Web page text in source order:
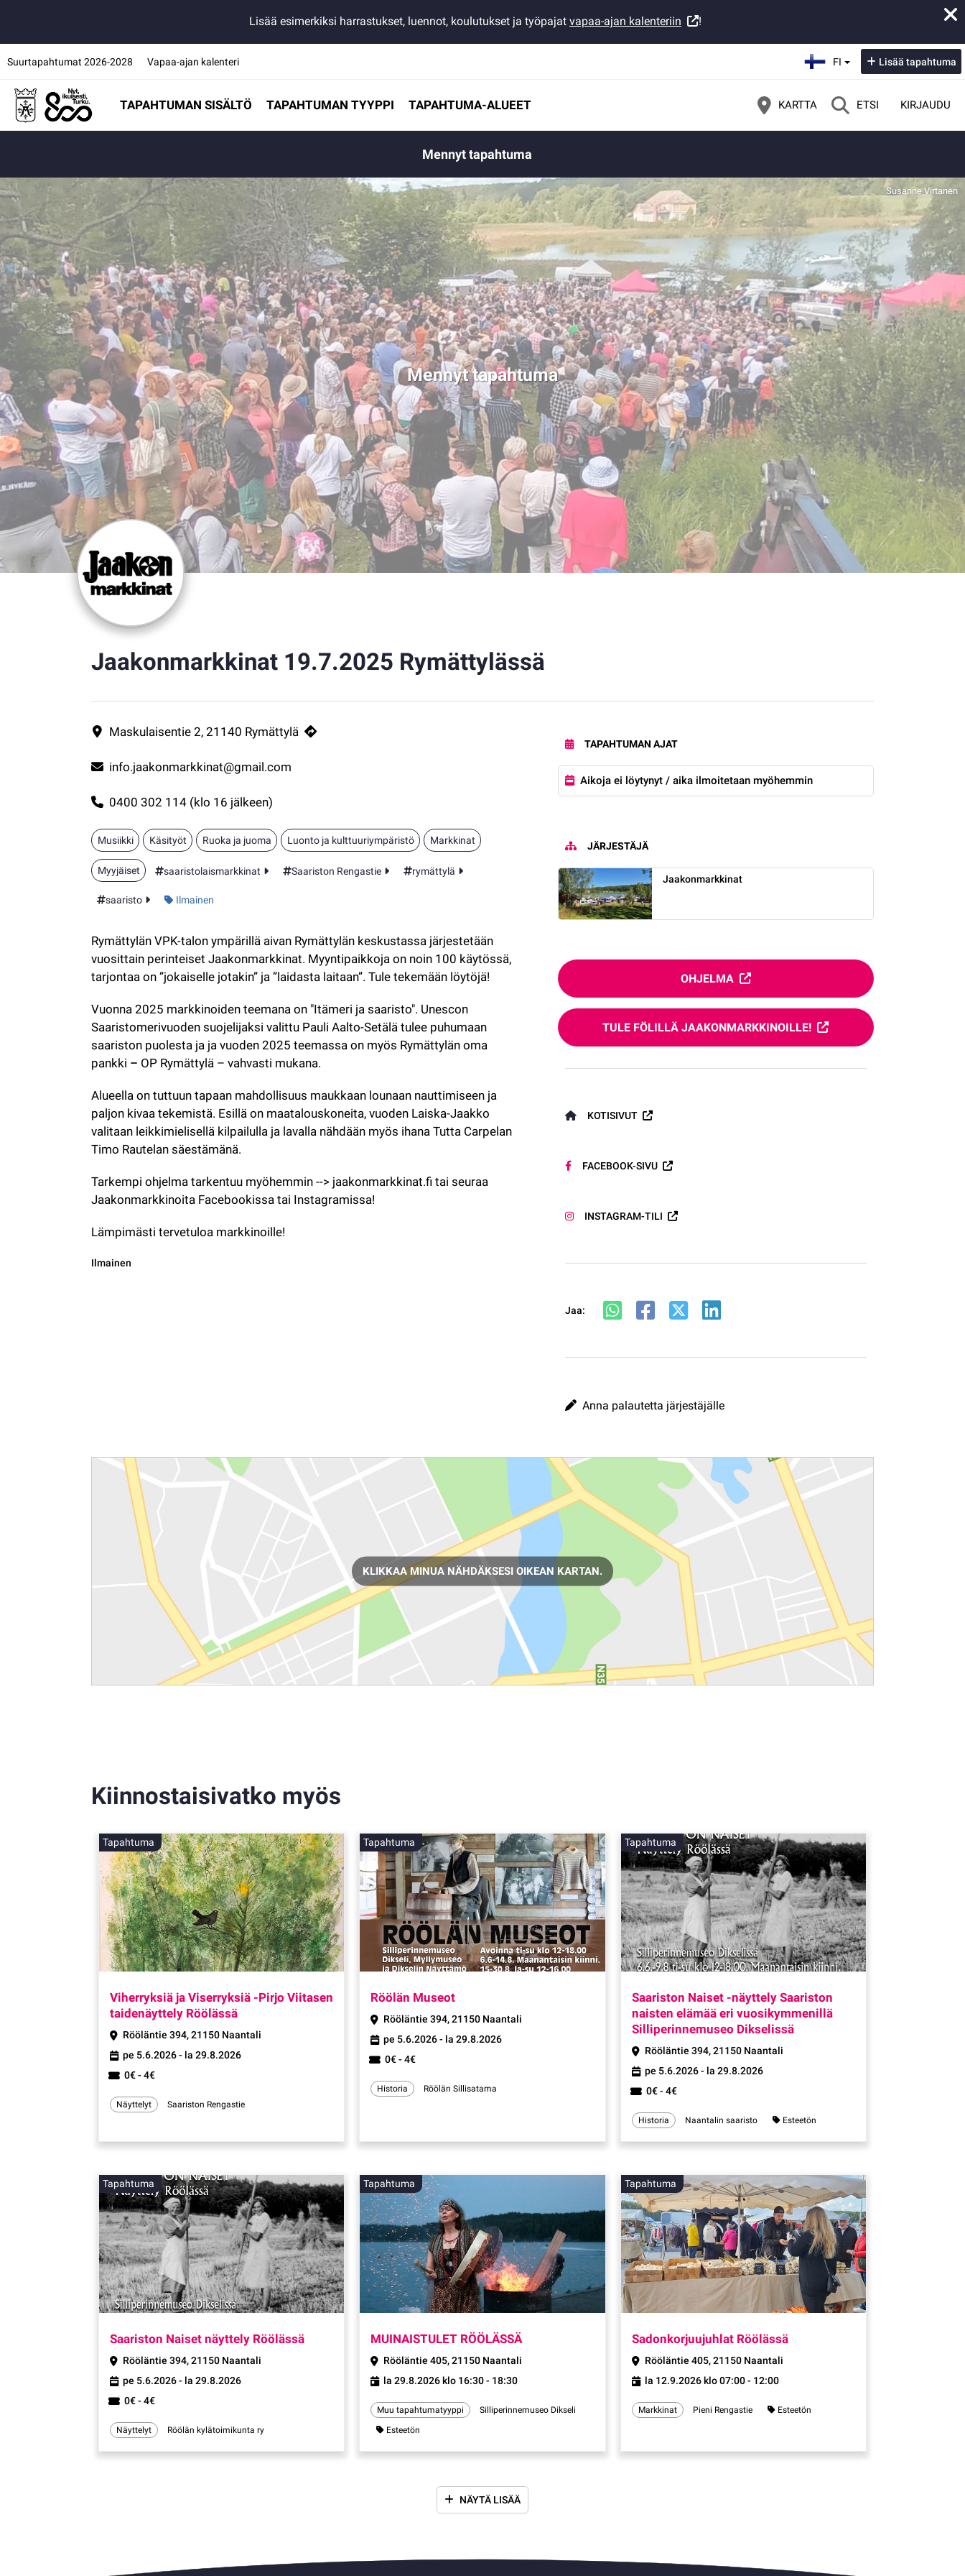
Lisää esimerkiksi harrastukset, luennot, koulutukset ja työpajat vapaa-ajan kalenteriin !
Suurtapahtumat 2026-2028 Vapaa-ajan kalenteri FI Lisää tapahtuma
TAPAHTUMAN SISÄLTÖ TAPAHTUMAN TYYPPI TAPAHTUMA-ALUEET KARTTA ETSI KIRJAUDU
Mennyt tapahtuma
Susanne Virtanen
Mennyt tapahtuma
Jaakonmarkkinat 19.7.2025 Rymättylässä
Rymättylän VPK-talon ympärillä aivan Rymättylän keskustassa järjestetään vuosittain perinteiset Jaakonmarkkinat. Tervetuloa Jaakonmarkkinoille 19.7.2025!
Yhteystiedot
Maskulaisentie 2, 21140 Rymättylä
info.jaakonmarkkinat@gmail.com
0400 302 114 (klo 16 jälkeen)
Musiikki Käsityöt Ruoka ja juoma Luonto ja kulttuuriympäristö Markkinat
Myyjäiset saaristolaismarkkinat Saariston Rengastie rymättylä
saaristo Kategoria:
Ilmainen
Rymättylän VPK-talon ympärillä aivan Rymättylän keskustassa järjestetään
vuosittain perinteiset Jaakonmarkkinat. Myyntipaikkoja on noin 100 käytössä,
tarjontaa on ”jokaiselle jotakin” ja ”laidasta laitaan”. Tule tekemään löytöjä!
Vuonna 2025 markkinoiden teemana on "Itämeri ja saaristo". Unescon
Saaristomerivuoden suojelijaksi valittu Pauli Aalto-Setälä tulee puhumaan
saariston puolesta ja ja vuoden 2025 teemassa on myös Rymättylän oma
pankki – OP Rymättylä – vahvasti mukana.
Alueella on tuttuun tapaan mahdollisuus maukkaan lounaan nauttimiseen ja
paljon kivaa tekemistä. Esillä on maatalouskoneita, vuoden Laiska-Jaakko
valitaan leikkimielisellä kilpailulla ja lavalla nähdään myös ihana Tutta Carpelan
Timo Rautelan säestämänä.
Tarkempi ohjelma tarkentuu myöhemmin --> jaakonmarkkinat.fi tai seuraa
Jaakonmarkkinoita Facebookissa tai Instagramissa!
Lämpimästi tervetuloa markkinoille!
Kategoria:
Ilmainen
TAPAHTUMAN AJAT
Aikoja ei löytynyt / aika ilmoitetaan myöhemmin
JÄRJESTÄJÄ
Jaakonmarkkinat
OHJELMA
TULE FÖLILLÄ JAAKONMARKKINOILLE!
KOTISIVUT
FACEBOOK-SIVU
INSTAGRAM-TILI
Jaa:
Anna palautetta järjestäjälle
Reittiohjeet
KLIKKAA MINUA NÄHDÄKSESI OIKEAN KARTAN.
Kiinnostaisivatko myös
Tapahtuma
Viherryksiä ja Viserryksiä -Pirjo Viitasen
taidenäyttely Röölässä
Rööläntie 394, 21150 Naantali
pe 5.6.2026 - la 29.8.2026
0€ - 4€
Näyttelyt Saariston Rengastie
Tapahtuma
Röölän Museot
Rööläntie 394, 21150 Naantali
pe 5.6.2026 - la 29.8.2026
0€ - 4€
Historia Röölän Sillisatama
Tapahtuma
Saariston Naiset -näyttely Saariston
naisten elämää eri vuosikymmenillä
Silliperinnemuseo Dikselissä
Rööläntie 394, 21150 Naantali
pe 5.6.2026 - la 29.8.2026
0€ - 4€
Historia Naantalin saaristo Esteetön
Tapahtuma
Saariston Naiset näyttely Röölässä
Rööläntie 394, 21150 Naantali
pe 5.6.2026 - la 29.8.2026
0€ - 4€
Näyttelyt Röölän kylätoimikunta ry
Tapahtuma
MUINAISTULET RÖÖLÄSSÄ
Rööläntie 405, 21150 Naantali
la 29.8.2026 klo 16:30 - 18:30
Muu tapahtumatyyppi
Silliperinnemuseo Dikseli
Esteetön
Tapahtuma
Sadonkorjuujuhlat Röölässä
Rööläntie 405, 21150 Naantali
la 12.9.2026 klo 07:00 - 12:00
Markkinat Pieni Rengastie Esteetön
NÄYTÄ LISÄÄ